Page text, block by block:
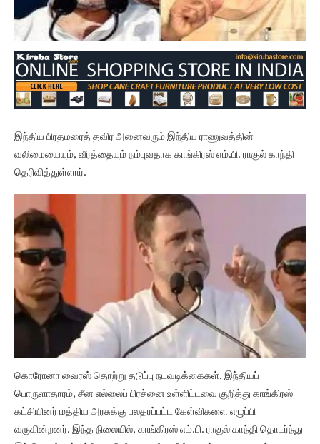
இந்திய பிரதமரைத் தவிர அனைவரும் இந்திய ராணுவத்தின்
வலிமையையும், வீரத்தையும் நம்புவதாக காங்கிரஸ் எம்.பி. ராகுல் காந்தி
தெரிவித்துள்ளார்.
கொரோனா வைரஸ் தொற்று தடுப்பு நடவடிக்கைகள், இந்தியப்
பொருளாதாரம், சீன எல்லைப் பிரச்னை உள்ளிட்டவை குறித்து காங்கிரஸ்
கட்சியினர் மத்திய அரசுக்கு பலதரப்பட்ட கேள்விகளை எழுப்பி
வருகின்றனர். இந்த நிலையில், காங்கிரஸ் எம்.பி. ராகுல் காந்தி தொடர்ந்து